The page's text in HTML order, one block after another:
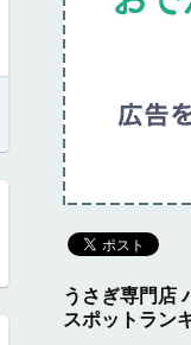
うさぎ専門店
スポットラン